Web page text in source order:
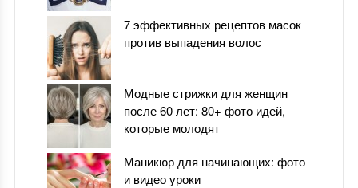
7 эффективных рецептов масок
против выпадения волос
Модные стрижки для женщин
после 60 лет: 80+ фото идей,
которые молодят
Маникюр для начинающих: фото
и видео уроки